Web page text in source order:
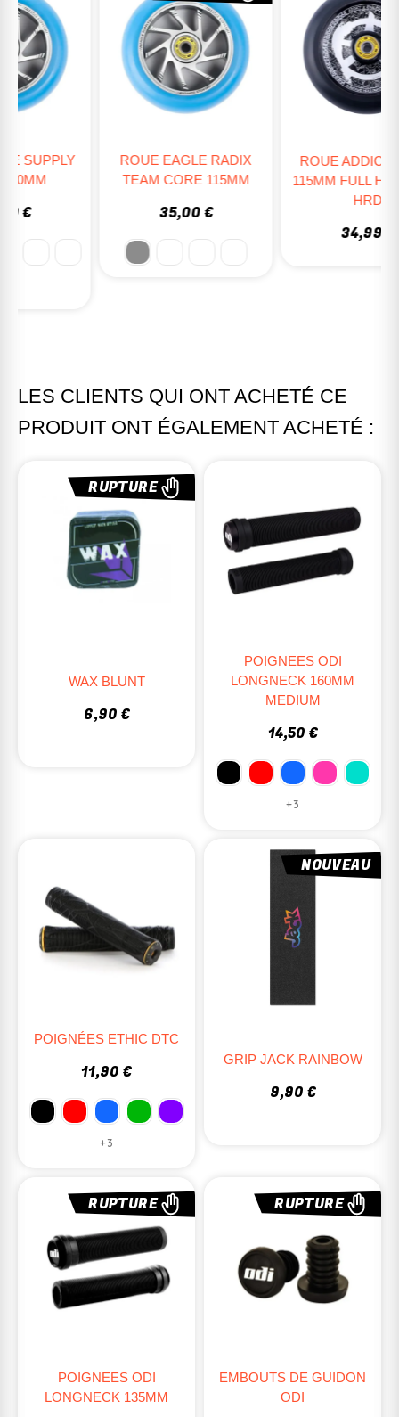
ROUE EAGLE RADIX
TEAM CORE 115MM
ROUE ADDICT RADIX
115MM FULL HLW TECH
LES CLIENTS QUI ONT ACHETÉ CE
PRODUIT ONT ÉGALEMENT ACHETÉ :
RUPTURE
WAX BLUNT
6,90 €
POIGNEES ODI
LONGNECK 160MM
MEDIUM
14,50 €
+3
POIGNÉES ETHIC DTC
11,90 €
+3
NOUVEAU
GRIP JACK RAINBOW
9,90 €
RUPTURE
POIGNEES ODI
LONGNECK 135MM
RUPTURE
EMBOUTS DE GUIDON
ODI